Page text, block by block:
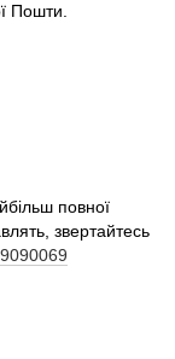
Пошти.
повної
звертайтесь